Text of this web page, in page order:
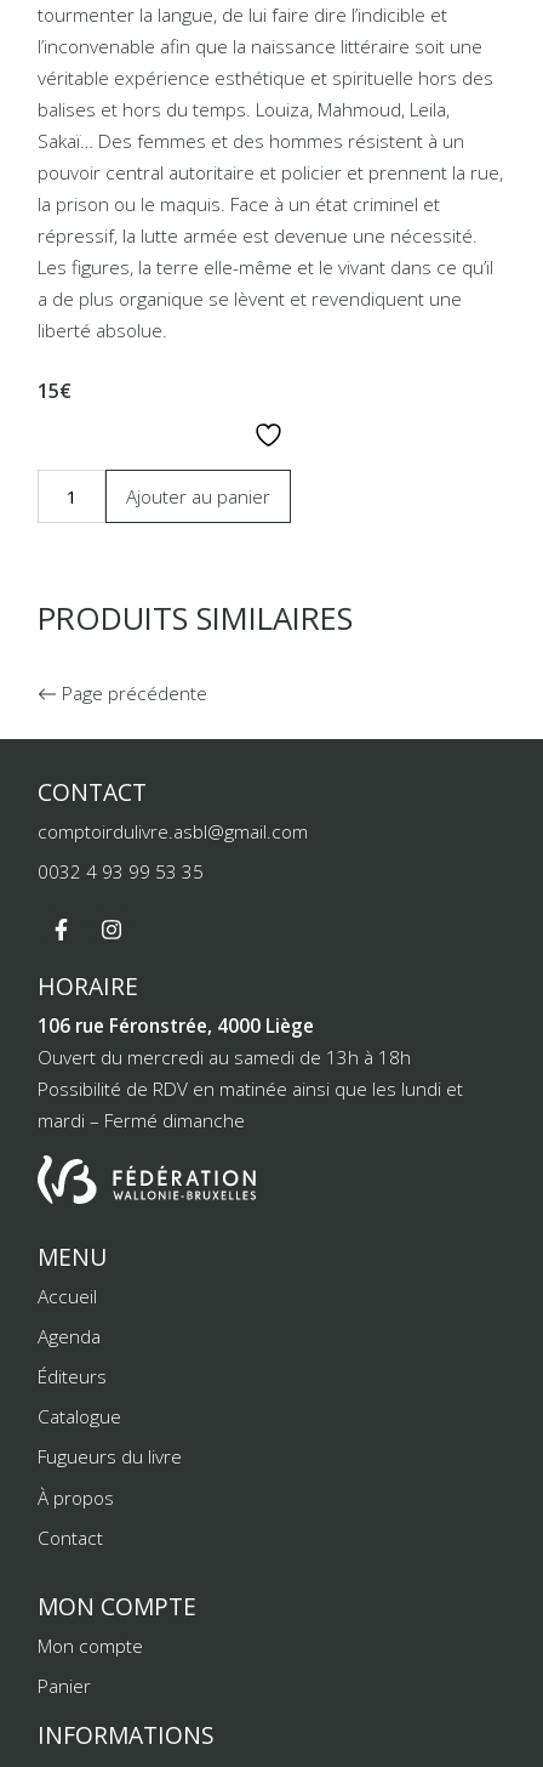
tourmenter la langue, de lui faire dire l’indicible et
l’inconvenable afin que la naissance littéraire soit une
véritable expérience esthétique et spirituelle hors des
balises et hors du temps. Louiza, Mahmoud, Leila,
Sakaï… Des femmes et des hommes résistent à un
pouvoir central autoritaire et policier et prennent la rue,
la prison ou le maquis. Face à un état criminel et
répressif, la lutte armée est devenue une nécessité.
Les figures, la terre elle-même et le vivant dans ce qu’il
a de plus organique se lèvent et revendiquent une
liberté absolue.
15€
Ajouter au panier
PRODUITS SIMILAIRES
Page précédente
CONTACT
comptoirdulivre.asbl@gmail.com
0032 4 93 99 53 35
HORAIRE
106 rue Féronstrée, 4000 Liège
Ouvert du mercredi au samedi de 13h à 18h
Possibilité de RDV en matinée ainsi que les lundi et
mardi – Fermé dimanche
MENU
Accueil
Agenda
Éditeurs
Catalogue
Fugueurs du livre
À propos
Contact
MON COMPTE
Mon compte
Panier
INFORMATIONS